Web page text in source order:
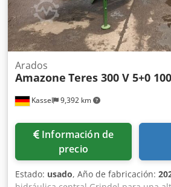
Kassel 9,392 km
Arados
Amazone Teres 300 V 5+0 100
Información de
precio
Estado: usado, Año de fabricación: